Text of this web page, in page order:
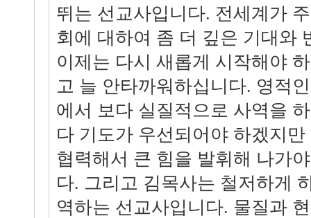
뛰는 선교사입니다. 전세계가
회에 대하여 좀 더 깊은 기대와
이제는 다시 새롭게 시작해야
고 늘 안타까워하십니다. 영적
에서 보다 실질적으로 사역을
다 기도가 우선되어야 하겠지
협력해서 큰 힘을 발휘해 나가
다. 그리고 김목사는 철저하게
역하는 선교사입니다. 물질과